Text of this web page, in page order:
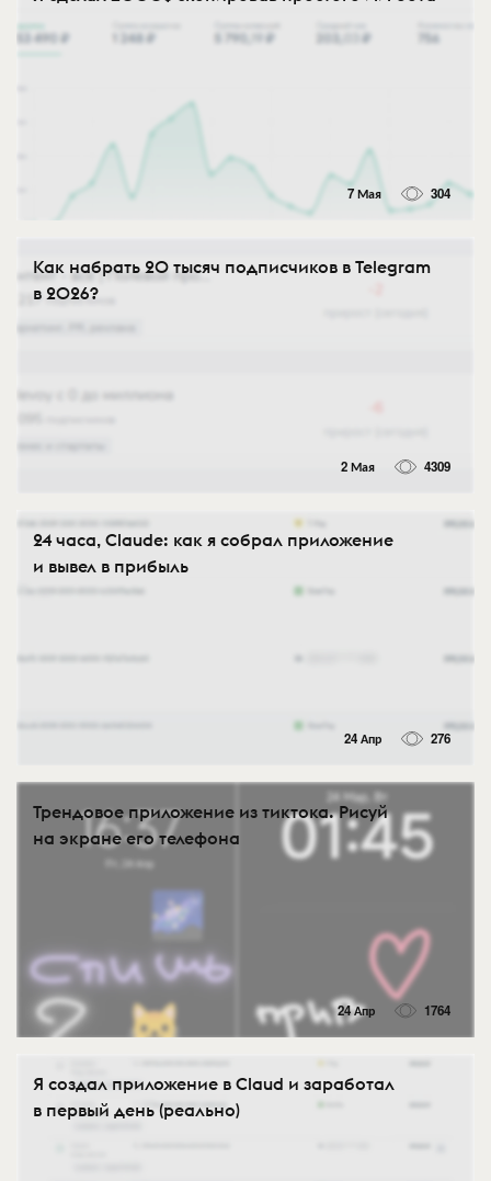
7 Мая 304
Как набрать 20 тысяч подписчиков в Telegram
в 2026?
2 Мая 4309
24 часа, Claude: как я собрал приложение
и вывел в прибыль
24 Апр 276
Трендовое приложение из тиктока. Рисуй
на экране его телефона
24 Апр 1764
Я создал приложение в Claud и заработал
в первый день (реально)